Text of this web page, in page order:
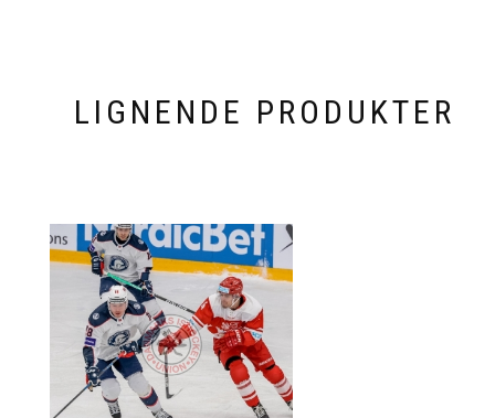
LIGNENDE PRODUKTER